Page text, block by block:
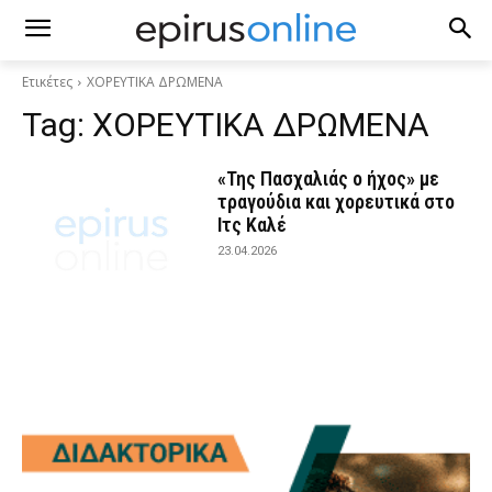
Ετικέτες ΧΟΡΕΥΤΙΚΑ ΔΡΩΜΕΝΑ
Tag: ΧΟΡΕΥΤΙΚΑ ΔΡΩΜΕΝΑ
«Της Πασχαλιάς ο ήχος» με
τραγούδια και χορευτικά στο
Ιτς Καλέ
23.04.2026